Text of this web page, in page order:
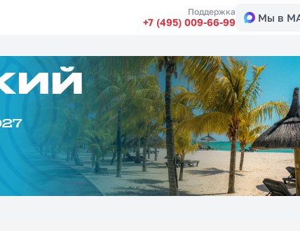
Поддержка
+7 (495) 009-66-99 Мы в